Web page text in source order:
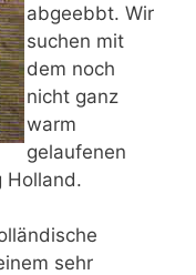
abgeebbt. Wir
suchen mit
dem noch
nicht ganz
warm
gelaufenen
Holland.
sehr